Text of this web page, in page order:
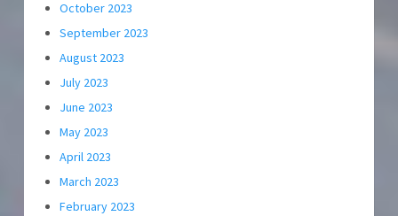
October 2023
September 2023
August 2023
July 2023
June 2023
May 2023
April 2023
March 2023
February 2023